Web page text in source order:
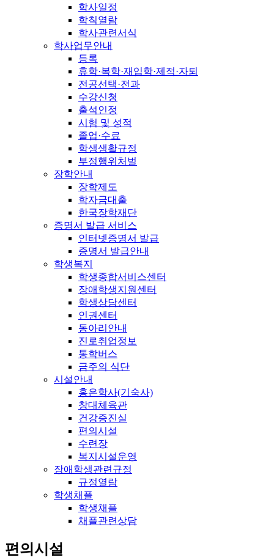
학사일정
학칙열람
학사관련서식
학사업무안내
등록
휴학·복학·재입학·제적·자퇴
전공선택·전과
수강신청
출석인정
시험 및 성적
졸업·수료
학생생활규정
부정행위처벌
장학안내
장학제도
학자금대출
한국장학재단
증명서 발급 서비스
인터넷증명서 발급
증명서 발급안내
학생복지
학생종합서비스센터
장애학생지원센터
학생상담센터
인권센터
동아리안내
진로취업정보
통학버스
금주의 식단
시설안내
홍은학사(기숙사)
창대체육관
건강증진실
편의시설
수련장
복지시설운영
장애학생관련규정
규정열람
학생채플
학생채플
채플관련상담
편의시설